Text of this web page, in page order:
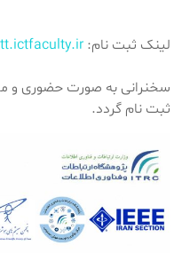
لینک ثبت نام:
سخنرانی به صورت حضوری و
ثبت نام گردد.